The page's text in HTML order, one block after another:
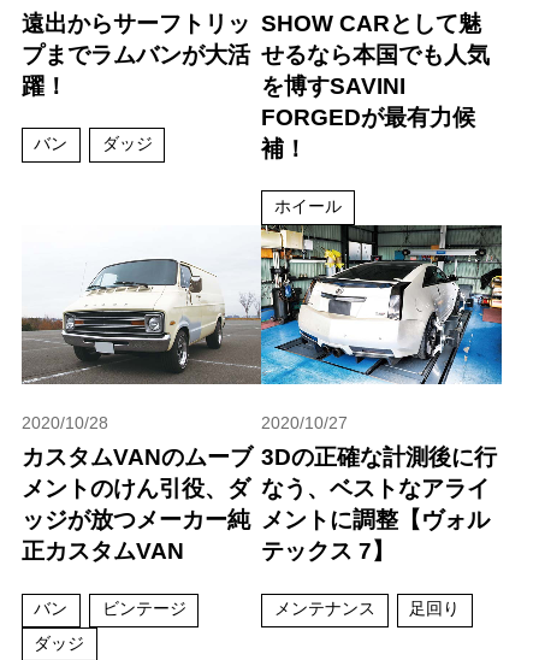
遠出からサーフトリッ
プまでラムバンが大活
躍！
バン ダッジ
SHOW CARとして魅
せるなら本国でも人気
を博すSAVINI
FORGEDが最有力候
補！
ホイール
2020/10/28
カスタムVANのムーブ
メントのけん引役、ダ
ッジが放つメーカー純
正カスタムVAN
バン
ビンテージ
ダッジ
2020/10/27
3Dの正確な計測後に行
なう、ベストなアライ
メントに調整【ヴォル
テックス 7】
メンテナンス 足回り